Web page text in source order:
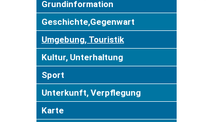
Grundinformation
Geschichte,Gegenwart
Umgebung, Touristik
Kultur, Unterhaltung
Sport
Unterkunft, Verpflegung
Karte